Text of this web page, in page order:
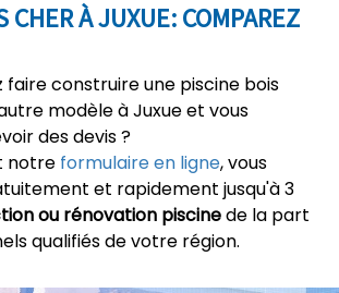
CHER À JUXUE: COMPAREZ
faire construire une piscine bois
modèle à Juxue et vous
des devis ?
notre formulaire en ligne, vous
et rapidement jusqu'à 3
ou rénovation piscinede la part
qualifiés de votre région.